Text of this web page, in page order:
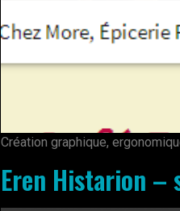
Création graphique,
Eren Histarion